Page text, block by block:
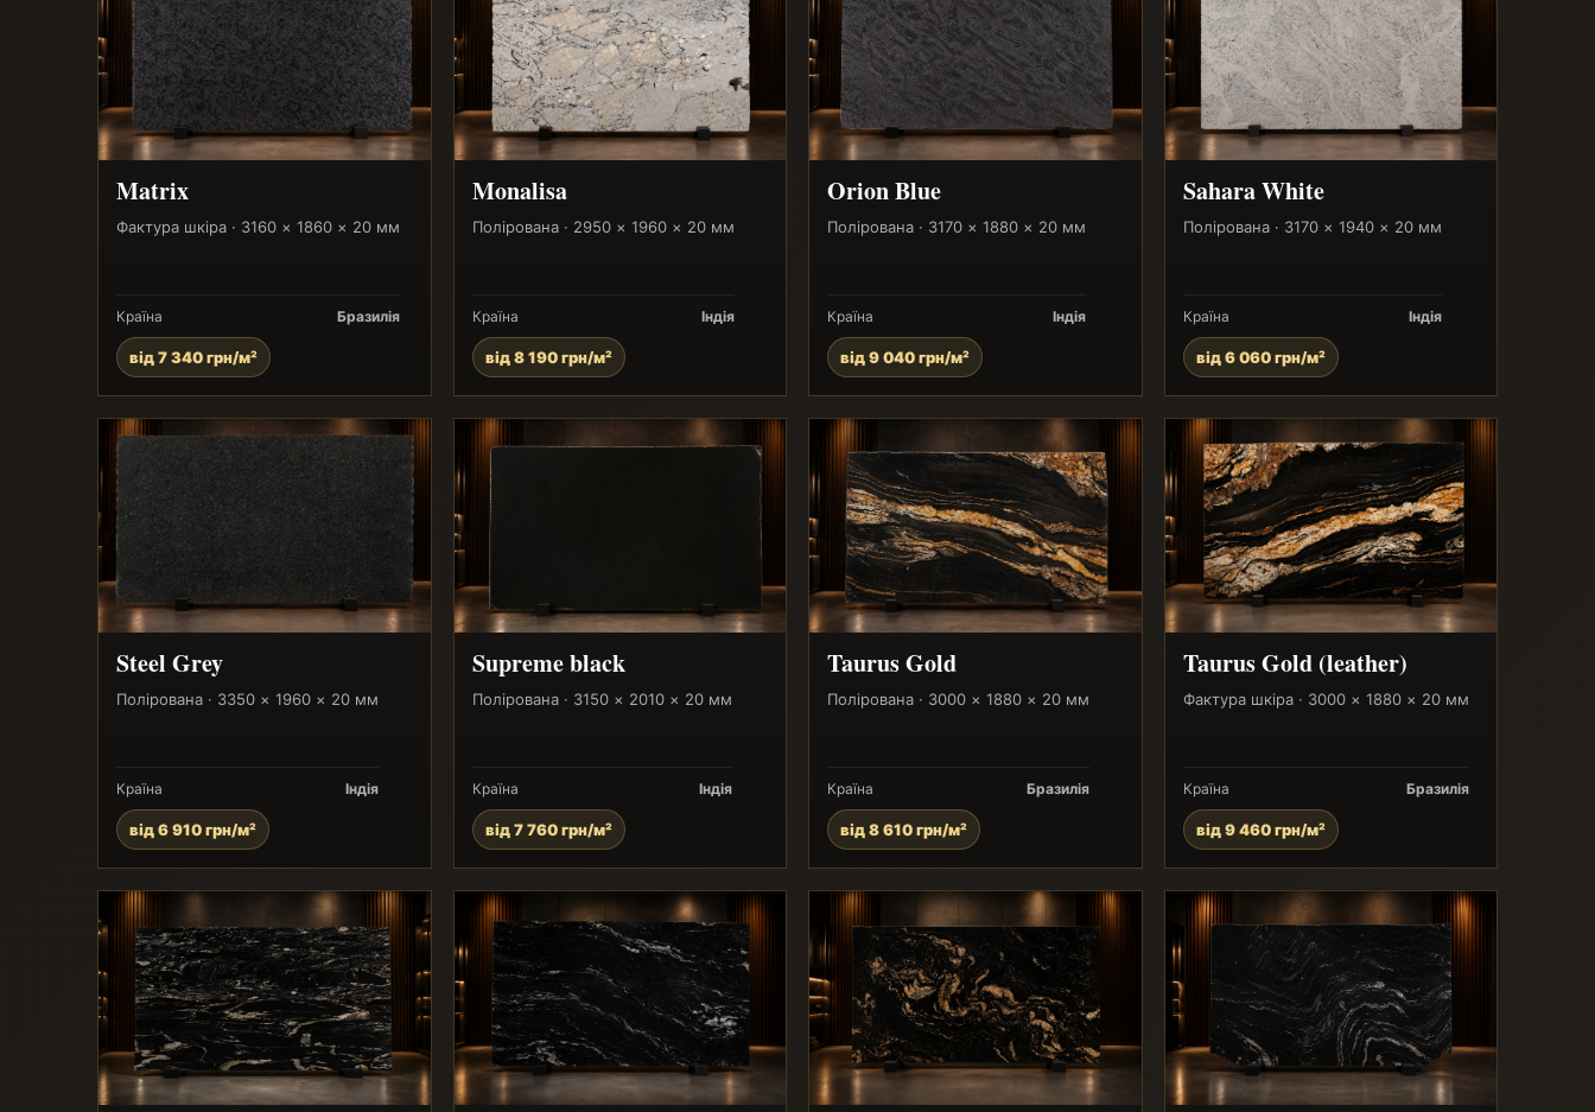
Matrix
Фактура шкіра · 3160 × 1860 × 20 мм
Країна Бразилія
від 7 340 грн/м²
Monalisa
Полірована · 2950 × 1960 × 20 мм
Країна Індія
від 8 190 грн/м²
Orion Blue
Полірована · 3170 × 1880 × 20 мм
Країна Індія
від 9 040 грн/м²
Sahara White
Полірована · 3170 × 1940 × 20 мм
Країна Індія
від 6 060 грн/м²
Steel Grey
Полірована · 3350 × 1960 × 20 мм
Країна Індія
від 6 910 грн/м²
Supreme black
Полірована · 3150 × 2010 × 20 мм
Країна Індія
від 7 760 грн/м²
Taurus Gold
Полірована · 3000 × 1880 × 20 мм
Країна Бразилія
від 8 610 грн/м²
Taurus Gold (leather)
Фактура шкіра · 3000 × 1880 × 20 мм
Країна Бразилія
від 9 460 грн/м²